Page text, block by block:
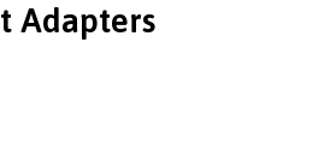
Adapters